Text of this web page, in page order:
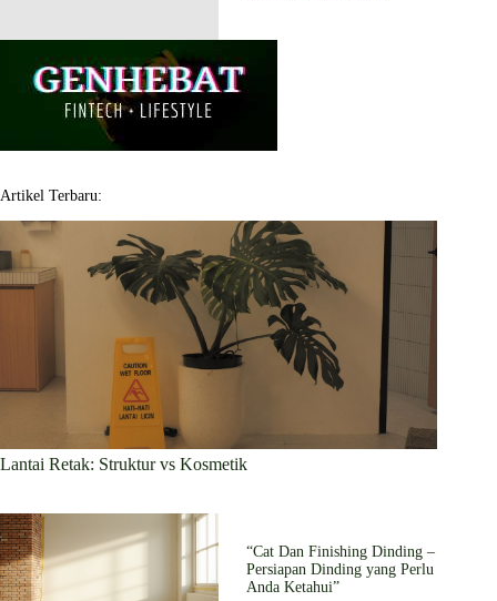
Artikel Terbaru:
Lantai Retak: Struktur vs Kosmetik
“Cat Dan Finishing Dinding –
Persiapan Dinding yang Perlu
Anda Ketahui”